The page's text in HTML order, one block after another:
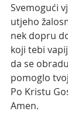
Svemogući
utjeho
nek dopru
koji tebi
da se
pomoglo
Po Kristu
Amen.